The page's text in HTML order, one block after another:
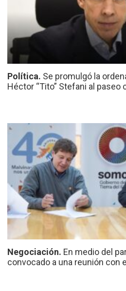
Política. Se promulgó la
Héctor “Tito” Stefani al paseo
Negociación. En medio del
convocado a una reunión con